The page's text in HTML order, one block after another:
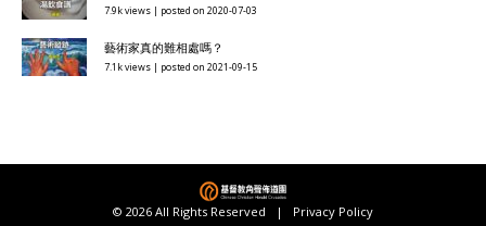
7.9k views | posted on 2020-07-03
藝術家真的難相處嗎？
7.1k views | posted on 2021-09-15
© 2026 All Rights Reserved | Privacy Policy